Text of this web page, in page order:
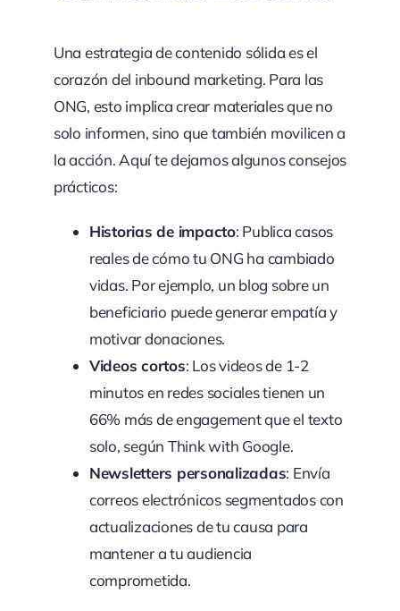
Una estrategia de contenido sólida es el
corazón del inbound marketing. Para las
ONG, esto implica crear materiales que no
solo informen, sino que también movilicen a
la acción. Aquí te dejamos algunos consejos
prácticos:
Historias de impacto: Publica casos
reales de cómo tu ONG ha cambiado
vidas. Por ejemplo, un blog sobre un
beneficiario puede generar empatía y
motivar donaciones.
Videos cortos: Los videos de 1-2
minutos en redes sociales tienen un
66% más de engagement que el texto
solo, según Think with Google.
Newsletters personalizadas: Envía
correos electrónicos segmentados con
actualizaciones de tu causa para
mantener a tu audiencia
comprometida.